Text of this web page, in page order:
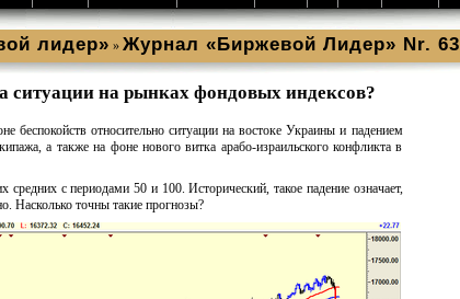
лидер» » Журнал «Биржевой Лидер» Nr. 63
ситуации на рынках фондовых индексов?
относительно ситуации на востоке Украины и падением
а также на фоне нового витка арабо-израильского конфликта в
с периодами 50 и 100. Исторический, такое падение означает,
Насколько точны такие прогнозы?